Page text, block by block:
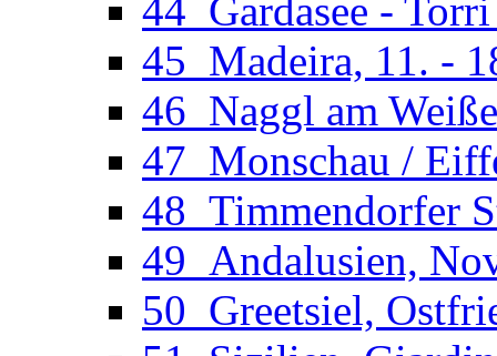
44_Gardasee -
45_Madeira, 11. -
46_Naggl am
47_Monschau /
48_Timmendorfer
49_Andalusien,
50_Greetsiel,